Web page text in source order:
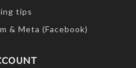
tips
& Meta (Facebook)